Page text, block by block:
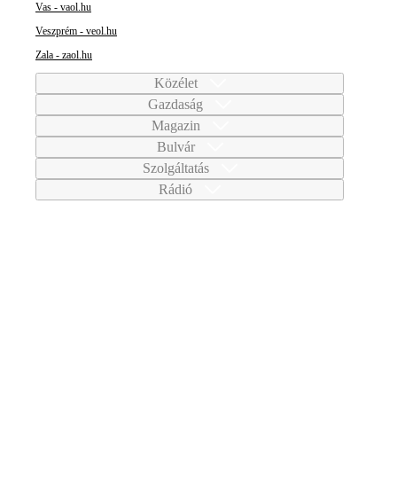
Vas - vaol.hu
Veszprém - veol.hu
Zala - zaol.hu
Közélet
Gazdaság
Magazin
Bulvár
Szolgáltatás
Rádió